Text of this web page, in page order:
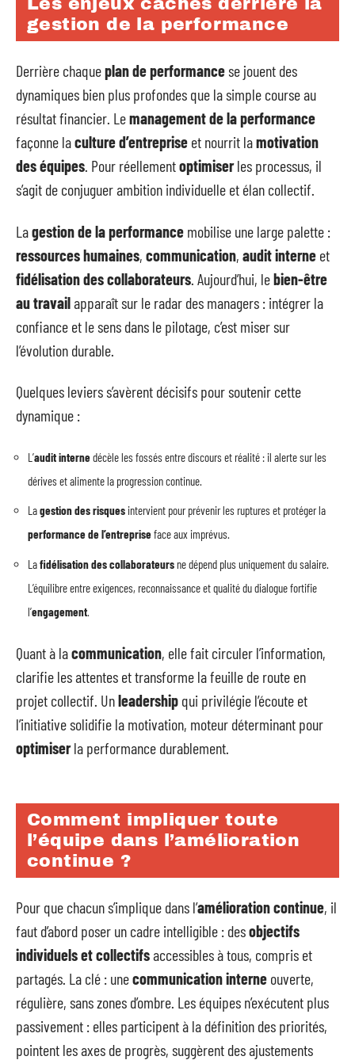
gestion de la performance
Derrière chaqueplan de performancese jouent des
dynamiques bien plus profondes que la simple course au
résultat financier. Lemanagement de la performance
façonne laculture d’entreprise et nourrit lamotivation
des équipes. Pour réellementoptimiserles processus, il
s’agit de conjuguer ambition individuelle et élan collectif.
Lagestion de la performance mobilise une large palette :
ressources humaines, communication, audit interne et
fidélisation des collaborateurs . Aujourd’hui, lebien-être
au travailapparaît sur le radar des managers : intégrer la
confiance et le sens dans le pilotage, c’est miser sur
l’évolution durable.
Quelques leviers s’avèrent décisifs pour soutenir cette
dynamique :
L’audit internedécèle les fossés entre discours et réalité : il alerte sur les
dérives et alimente la progression continue.
Lagestion des risquesintervient pour prévenir les ruptures et protéger la
performance de l’entrepriseface aux imprévus.
Lafidélisation des collaborateurs ne dépend plus uniquement du salaire.
L’équilibre entre exigences, reconnaissance et qualité du dialogue fortifie
l’engagement
Quant à lacommunication, elle fait circuler l’information,
clarifie les attentes et transforme la feuille de route en
projet collectif. Unleadership qui privilégie l’écoute et
l’initiative solidifie la motivation, moteur déterminant pour
optimiserla performance durablement.
Comment impliquer toute
l’équipe dans l’amélioration
continue ?
Pour que chacun s’implique dans l’amélioration continue, il
faut d’abord poser un cadre intelligible : desobjectifs
individuels et collectifsaccessibles à tous, compris et
partagés. La clé : unecommunication interne ouverte,
régulière, sans zones d’ombre. Les équipes n’exécutent plus
passivement : elles participent à la définition des priorités,
pointent les axes de progrès, suggèrent des ajustements